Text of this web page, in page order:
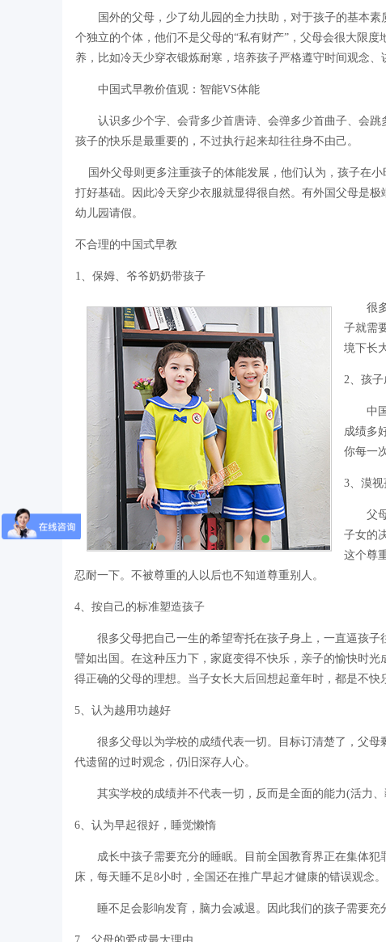
国外的父母，少了幼儿园的全力扶助，对于孩子的基本素
个独立的个体，他们不是父母的“私有财产”，父母会很大限
养，比如冷天少穿衣锻炼耐寒，培养孩子严格遵守时间观念
中国式早教价值观：智能VS体能
认识多少个字、会背多少首唐诗、会弹多少首曲子、会跳
孩子的快乐是最重要的，不过执行起来却往往身不由己。
国外父母则更多注重孩子的体能发展，他们认为，孩子在
打好基础。因此冷天穿少衣服就显得很自然。有外国父母是
幼儿园请假。
不合理的中国式早教
1、保姆、爷爷奶奶带孩子
很多
子就需
境下长
2、孩
中国
成绩多
你每一
3、漠视
父母
子女的
这个尊
忍耐一下。不被尊重的人以后也不知道尊重别人。
4、按自己的标准塑造孩子
很多父母把自己一生的希望寄托在孩子身上，一直逼孩子
譬如出国。在这种压力下，家庭变得不快乐，亲子的愉快时
得正确的父母的理想。当子女长大后回想起童年时，都是不快
5、认为越用功越好
很多父母以为学校的成绩代表一切。目标订清楚了，父母
代遗留的过时观念，仍旧深存人心。
其实学校的成绩并不代表一切，反而是全面的能力(活力、
6、认为早起很好，睡觉懒惰
成长中孩子需要充分的睡眠。目前全国教育界正在集体犯
床，每天睡不足8小时，全国还在推广早起才健康的错误观念。
睡不足会影响发育，脑力会减退。因此我们的孩子需要充